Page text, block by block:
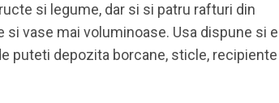
si legume, dar si si patru rafturi din
vase mai voluminoase. Usa dispune si
puteti depozita borcane, sticle, recipiente